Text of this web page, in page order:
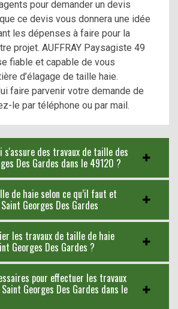
pour demander un devis
ce devis vous donnera une idée
les dépenses à faire pour la
projet. AUFFRAY Paysagiste 49
fiable et capable de vous
d’élagage de taille haie.
faire parvenir votre demande de
le par téléphone ou par mail.
s'assure des travaux de taille des
Des Gardes dans le 49120 ?
de haie selon ce qu’il faut et
Georges Des Gardes
les travaux de taille de haie
Georges Des Gardes ?
pour effectuer les travaux
Georges Des Gardes dans le